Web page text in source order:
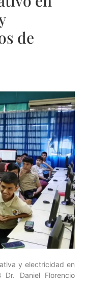
de
y electricidad en
Daniel Florencio